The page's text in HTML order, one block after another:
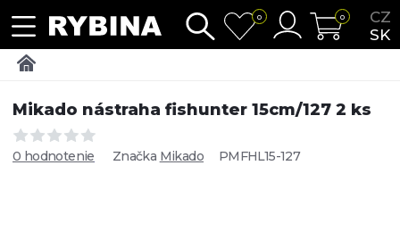
CZ
SK
0 0
Mikado nástraha fishunter 15cm/127 2 ks
0 hodnotenie Značka Mikado PMFHL15-127